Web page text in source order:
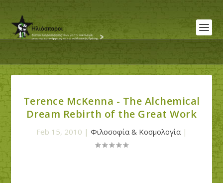
Terence McKenna - The Alchemical
Dream Rebirth of the Great Work
Feb 15, 2010 | Φιλοσοφία & Κοσμολογία|